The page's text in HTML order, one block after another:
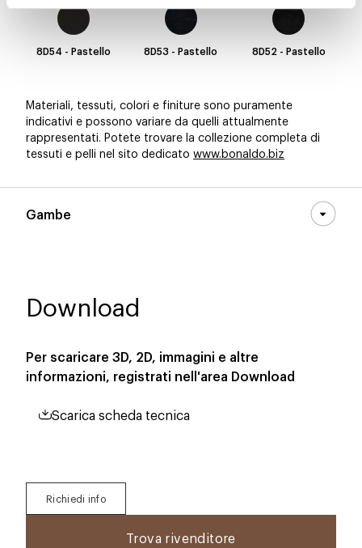
8D54 - Pastello 8D53 - Pastello 8D52 - Pastello
Materiali, tessuti, colori e finiture sono puramente
indicativi e possono variare da quelli attualmente
rappresentati. Potete trovare la collezione completa di
tessuti e pelli nel sito dedicato www.bonaldo.biz
Gambe
Download
Per scaricare 3D, 2D, immagini e altre
informazioni, registrati nell'area Download
Scarica scheda tecnica
Richiedi info
Trova rivenditore